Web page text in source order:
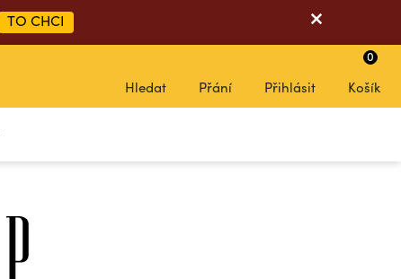
TO CHCI
Hledat Přání Přihlásit Košík
0